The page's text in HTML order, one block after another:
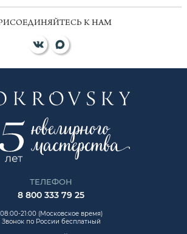
К НАМ
ТЕЛЕФОН
8 800 333 79 25
08:00-21:00 (Московское время)
Звонок по России бесплатный